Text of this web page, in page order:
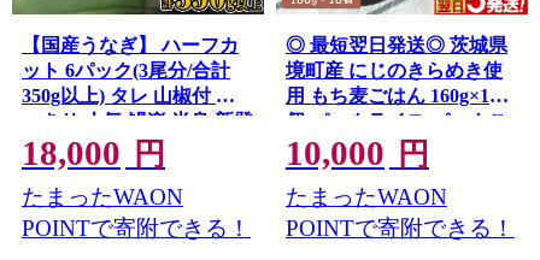
【国産うなぎ】 ハーフカ
ット 6パック(3尾分/合計
350g以上) タレ 山椒付 食
べきり 人気 鰻楽 半身 新登
場 手軽 便利 K2669
18,000 円
たまったWAON
POINTで寄附できる！
◎ 最短翌日発送◎ 茨城県
境町産 にじのきらめき使
用 もち麦ごはん 160g×18
個 パックライス パックご
飯 K2633
10,000 円
たまったWAON
POINTで寄附できる！